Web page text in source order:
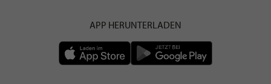
APP HERUNTERLADEN